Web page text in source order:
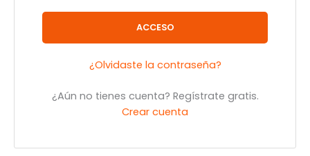
ACCESO
¿Olvidaste la contraseña?
¿Aún no tienes cuenta? Regístrate gratis.
Crear cuenta